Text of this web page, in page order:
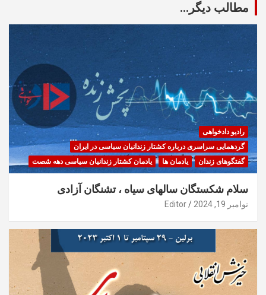
مطالب دیگر...
رادیو دادخواهی
گردهمایی سراسری درباره کشتار زندانیان سیاسی در ایران
گفتگوهای زندان
یادمان ها یادمان کشتار زندانیان سیاسی دهه شصت
سلام شکستگان سالهای سیاه ، تشنگان آزادی
نوامبر 19, 2024 Editor